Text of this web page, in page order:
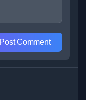
Post Comment